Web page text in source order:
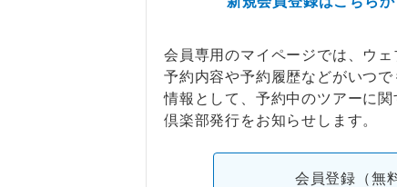
会員専用のマイページでは、ウ
予約内容や予約履歴などがいつ
情報として、予約中のツアーに
倶楽部発行をお知らせします。
会員登録（無